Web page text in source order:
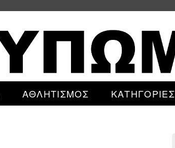
ΑΘΛΗΤΙΣΜΟΣ ΚΑΤΗΓΟΡΙΕΣ